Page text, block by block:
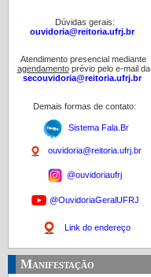
Dúvidas gerais:
ouvidoria@reitoria.ufrj.br
Atendimento presencial mediante
agendamentoprévio pelo e-mail da
secouvidoria@reitoria.ufrj.br
Demais formas de contato:
Sistema Fala.Br
ouvidoria@reitoria.ufrj.br
@ouvidoriaufrj
@OuvidoriaGeralUFRJ
Link do endereço
Manifestação